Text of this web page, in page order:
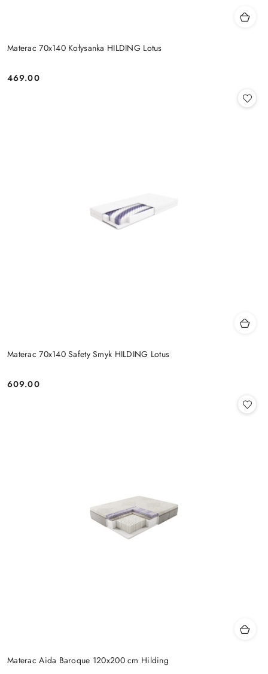
Materac 70x140 Kołysanka HILDING Lotus
Cena:
469.00
Materac 70x140 Safety Smyk HILDING Lotus
Cena:
609.00
Materac Aida Baroque 120x200 cm Hilding